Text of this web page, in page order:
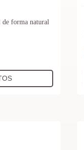
forma natural